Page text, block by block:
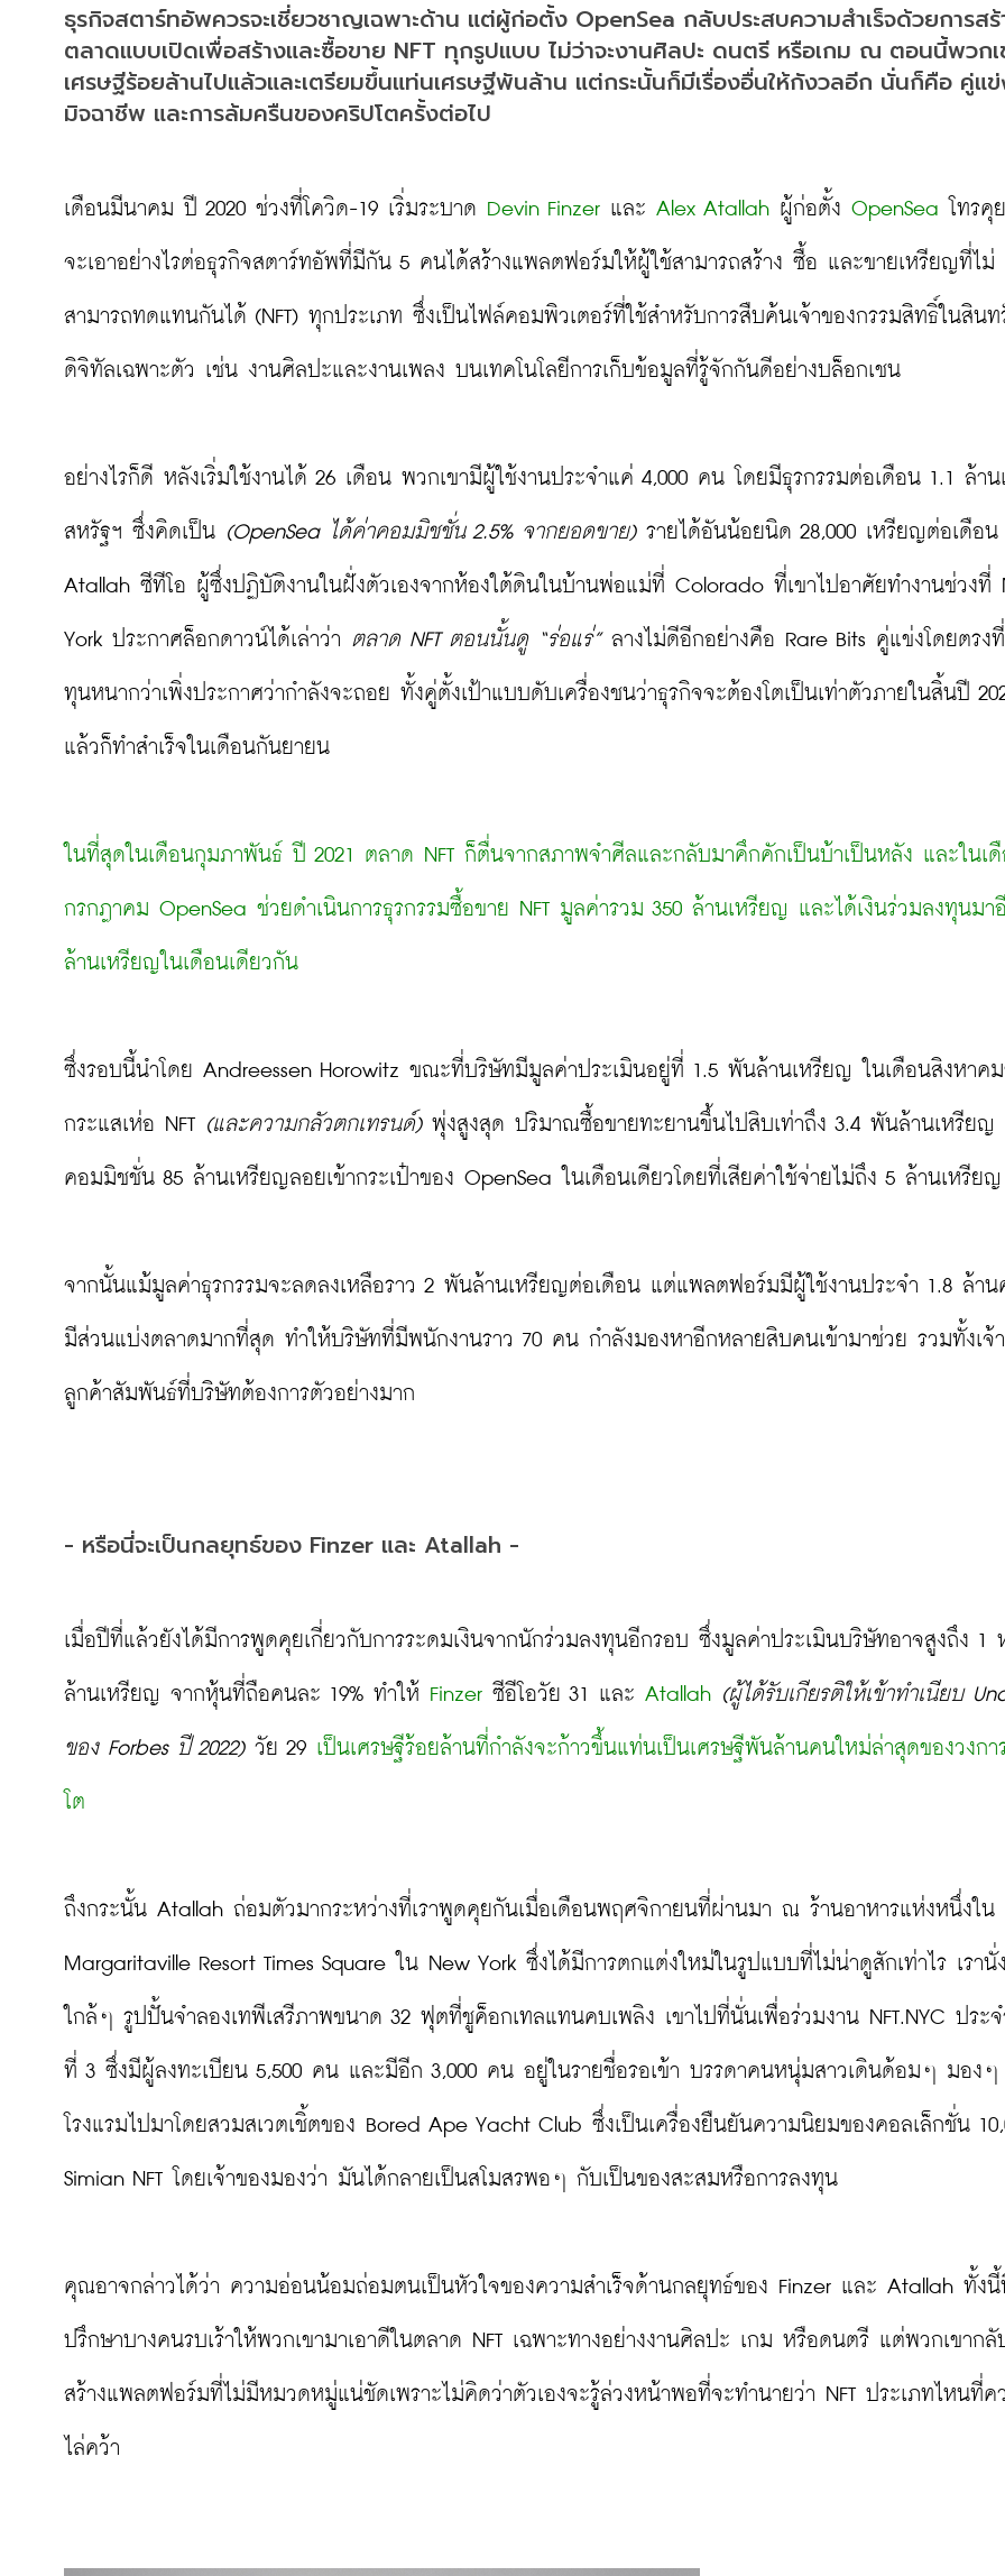
ธุรกิจสตาร์ทอัพควรจะเชี่ยวชาญเฉพาะด้าน แต่ผู้ก่อตั้ง OpenSea กลับประสบความสำเร็จด้วยการสร้
ตลาดแบบเปิดเพื่อสร้างและซื้อขาย NFT ทุกรูปแบบ ไม่ว่าจะงานศิลปะ ดนตรี หรือเกม ณ ตอนนี้พวกเ
เศรษฐีร้อยล้านไปแล้วและเตรียมขึ้นแท่นเศรษฐีพันล้าน แต่กระนั้นก็มีเรื่องอื่นให้กังวลอีก นั่นก็คือ คู่แ
มิจฉาชีพ และการล้มครืนของคริปโตครั้งต่อไป
เดือนมีนาคม ปี 2020 ช่วงที่โควิด-19 เริ่มระบาด Devin Finzer และ Alex Atallah ผู้ก่อตั้ง OpenSea โทรคุ
จะเอาอย่างไรต่อธุรกิจสตาร์ทอัพที่มีกัน 5 คนได้สร้างแพลตฟอร์มให้ผู้ใช้สามารถสร้าง ซื้อ และขายเหรียญที่ไม่
สามารถทดแทนกันได้ (NFT) ทุกประเภท ซึ่งเป็นไฟล์คอมพิวเตอร์ที่ใช้สำหรับการสืบค้นเจ้าของกรรมสิทธิ์ในสินท
ดิจิทัลเฉพาะตัว เช่น งานศิลปะและงานเพลง บนเทคโนโลยีการเก็บข้อมูลที่รู้จักกันดีอย่างบล็อกเชน
อย่างไรก็ดี หลังเริ่มใช้งานได้ 26 เดือน พวกเขามีผู้ใช้งานประจำแค่ 4,000 คน โดยมีธุรกรรมต่อเดือน 1.1 ล้าน
สหรัฐฯ ซึ่งคิดเป็น (OpenSea ได้ค่าคอมมิชชั่น 2.5% จากยอดขาย) รายได้อันน้อยนิด 28,000 เหรียญต่อเดือน
Atallah ซีทีโอ ผู้ซึ่งปฏิบัติงานในฝั่งตัวเองจากห้องใต้ดินในบ้านพ่อแม่ที่ Colorado ที่เขาไปอาศัยทำงานช่วงที่
York ประกาศล็อกดาวน์ได้เล่าว่า ตลาด NFT ตอนนั้นดู “ร่อแร่” ลางไม่ดีอีกอย่างคือ Rare Bits คู่แข่งโดยตรง
ทุนหนากว่าเพิ่งประกาศว่ากำลังจะถอย ทั้งคู่ตั้งเป้าแบบดับเครื่องชนว่าธุรกิจจะต้องโตเป็นเท่าตัวภายในสิ้นปี
แล้วก็ทำสำเร็จในเดือนกันยายน
ในที่สุดในเดือนกุมภาพันธ์ ปี 2021 ตลาด NFT ก็ตื่นจากสภาพจำศีลและกลับมาคึกคักเป็นบ้าเป็นหลัง และในเ
กรกฎาคม OpenSea ช่วยดำเนินการธุรกรรมซื้อขาย NFT มูลค่ารวม 350 ล้านเหรียญ และได้เงินร่วมลงทุนมา
ล้านเหรียญในเดือนเดียวกัน
ซึ่งรอบนี้นำโดย Andreessen Horowitz ขณะที่บริษัทมีมูลค่าประเมินอยู่ที่ 1.5 พันล้านเหรียญ ในเดือนสิงหาค
กระแสเห่อ NFT (และความกลัวตกเทรนด์) พุ่งสูงสุด ปริมาณซื้อขายทะยานขึ้นไปสิบเท่าถึง 3.4 พันล้านเหรียญ
คอมมิชชั่น 85 ล้านเหรียญลอยเข้ากระเป๋าของ OpenSea ในเดือนเดียวโดยที่เสียค่าใช้จ่ายไม่ถึง 5 ล้านเหรียญ
จากนั้นแม้มูลค่าธุรกรรมจะลดลงเหลือราว 2 พันล้านเหรียญต่อเดือน แต่แพลตฟอร์มมีผู้ใช้งานประจำ 1.8 ล้าน
มีส่วนแบ่งตลาดมากที่สุด ทำให้บริษัทที่มีพนักงานราว 70 คน กำลังมองหาอีกหลายสิบคนเข้ามาช่วย รวมทั้งเจ้
ลูกค้าสัมพันธ์ที่บริษัทต้องการตัวอย่างมาก
- หรือนี่จะเป็นกลยุทธ์ของ Finzer และ Atallah -
เมื่อปีที่แล้วยังได้มีการพูดคุยเกี่ยวกับการระดมเงินจากนักร่วมลงทุนอีกรอบ ซึ่งมูลค่าประเมินบริษัทอาจสูงถึง 1
ล้านเหรียญ จากหุ้นที่ถือคนละ 19% ทำให้ Finzer ซีอีโอวัย 31 และ Atallah (ผู้ได้รับเกียรติให้เข้าทำเนียบ
ของ Forbes ปี 2022) วัย 29 เป็นเศรษฐีร้อยล้านที่กำลังจะก้าวขึ้นแท่นเป็นเศรษฐีพันล้านคนใหม่ล่าสุดของวงกา
โต
ถึงกระนั้น Atallah ถ่อมตัวมากระหว่างที่เราพูดคุยกันเมื่อเดือนพฤศจิกายนที่ผ่านมา ณ ร้านอาหารแห่งหนึ่งใน
Margaritaville Resort Times Square ใน New York ซึ่งได้มีการตกแต่งใหม่ในรูปแบบที่ไม่น่าดูสักเท่าไร เรานั่
ใกล้ๆ รูปปั้นจำลองเทพีเสรีภาพขนาด 32 ฟุตที่ชูค็อกเทลแทนคบเพลิง เขาไปที่นั่นเพื่อร่วมงาน NFT.NYC ประจ
ที่ 3 ซึ่งมีผู้ลงทะเบียน 5,500 คน และมีอีก 3,000 คน อยู่ในรายชื่อรอเข้า บรรดาคนหนุ่มสาวเดินด้อมๆ มองๆ
โรงแรมไปมาโดยสวมสเวตเชิ้ตของ Bored Ape Yacht Club ซึ่งเป็นเครื่องยืนยันความนิยมของคอลเล็กชั่น
Simian NFT โดยเจ้าของมองว่า มันได้กลายเป็นสโมสรพอๆ กับเป็นของสะสมหรือการลงทุน
คุณอาจกล่าวได้ว่า ความอ่อนน้อมถ่อมตนเป็นหัวใจของความสำเร็จด้านกลยุทธ์ของ Finzer และ Atallah ทั้งนี้
ปรึกษาบางคนรบเร้าให้พวกเขามาเอาดีในตลาด NFT เฉพาะทางอย่างงานศิลปะ เกม หรือดนตรี แต่พวกเขากลั
สร้างแพลตฟอร์มที่ไม่มีหมวดหมู่แน่ชัดเพราะไม่คิดว่าตัวเองจะรู้ล่วงหน้าพอที่จะทำนายว่า NFT ประเภทไหนที่ค
ไล่คว้า